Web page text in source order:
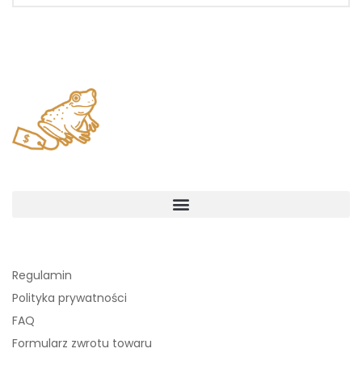
Regulamin
Polityka prywatności
FAQ
Formularz zwrotu towaru